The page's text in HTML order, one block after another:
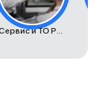
Сервис и ТО Peugeot